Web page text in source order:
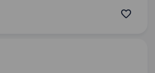
вигідно інвестувати